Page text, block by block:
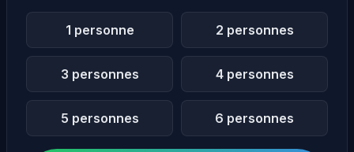
1 personne 2 personnes
3 personnes 4 personnes
5 personnes 6 personnes